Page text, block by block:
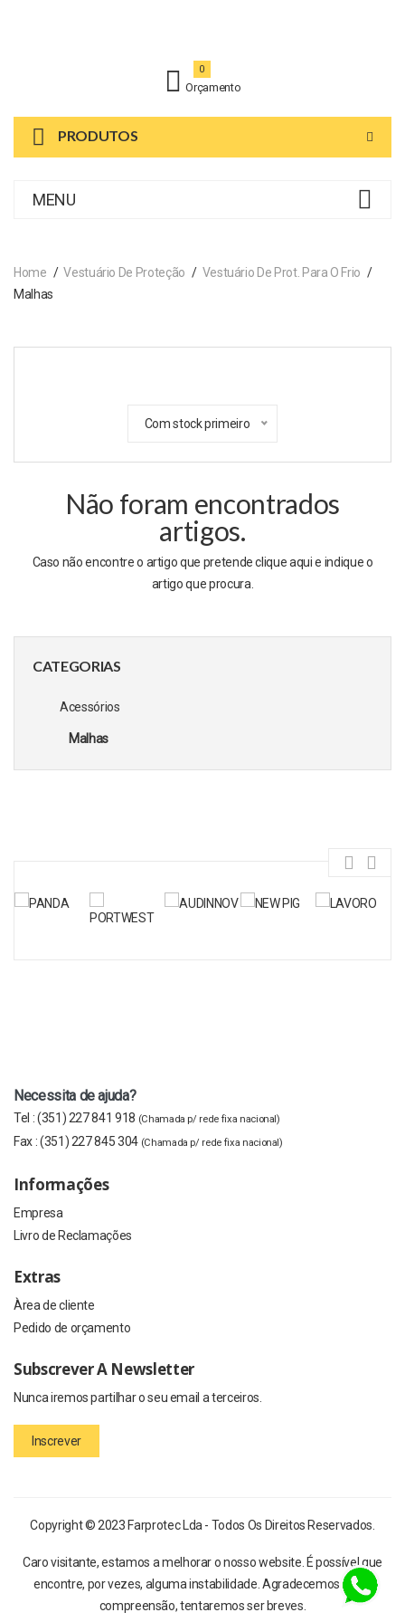
Orçamento
0
PRODUTOS
MENU
Home Vestuário De Proteção
Vestuário De Prot. Para O Frio
Malhas
CATEGORIAS
Acessórios
Malhas
Com stock primeiro
Não foram encontrados
artigos.
Caso não encontre o artigo que pretende cliqueaquie indique o
artigo que procura.
Necessita de ajuda?
Tel :(351) 227 841 918 (Chamada p/ rede fixa nacional)
Fax :(351) 227 845 304 (Chamada p/ rede fixa nacional)
Informações
Empresa
Livro de Reclamações
Extras
Àrea de cliente
Pedido de orçamento
Subscrever A Newsletter
Nunca iremos partilhar o seu email a terceiros.
Inscrever
Copyright © 2023 Farprotec Lda - Todos Os Direitos Reservados.
Caro visitante, estamos a melhorar o nosso website. É possível que
encontre, por vezes, alguma instabilidade. Agradecemos a sua
compreensão, tentaremos ser breves.